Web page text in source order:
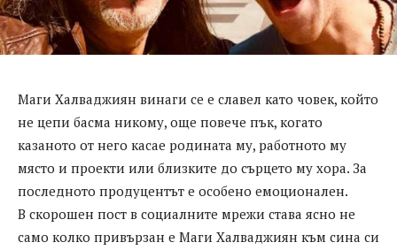
Маги Халваджиян винаги се е славел като човек, който
не цепи басма никому, още повече пък, когато
казаното от него касае родината му, работното му
място и проекти или близките до сърцето му хора. За
последното продуцентът е особено емоционален.
В скорошен пост в социалните мрежи става ясно не
само колко привързан е Маги Халваджиян към сина си